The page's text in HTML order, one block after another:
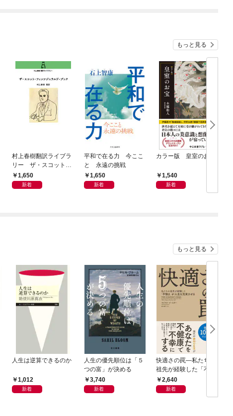
もっと見る
村上春樹翻訳ライブラ
リー ザ・スコット・
フィッツジェラルド・
ブック
1,650
新着
平和で在る力 今ここ
と 永遠の挑戦
1,650
新着
カラー版 皇室のお宝
1,540
新着
もっと見る
人生は逆算できるのか
1,012
新着
人生の優先順位は「５
つの富」が決める
3,740
新着
快適さの罠―私たちの
祖先が経験した「不快
さ」が人生を充実させ
る
2,640
新着